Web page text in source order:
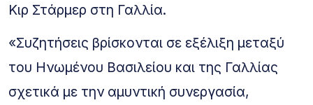
Κιρ Στάρμερ στη Γαλλία.
«Συζητήσεις βρίσκονται σε εξέλιξη μεταξύ
του Ηνωμένου Βασιλείου και της Γαλλίας
σχετικά με την αμυντική συνεργασία,